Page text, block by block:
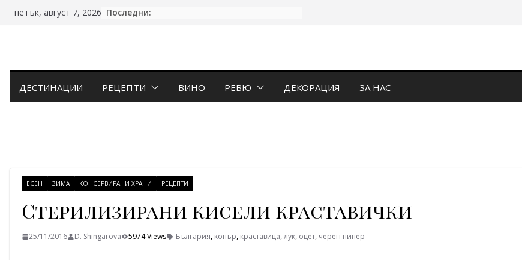
Skipпетък, август 7, 2026 Последни:
ДЕСТИНАЦИИ РЕЦЕПТИ ВИНО РЕВЮ ДЕКОРАЦИЯ ЗА НАС
ЕСЕН ЗИМА КОНСЕРВИРАНИ ХРАНИ РЕЦЕПТИ
Стерилизирани кисели краставички
25/11/2016 D. Shingarova 5974 Views България, копър, краставица,лук, оцет, черен пипер